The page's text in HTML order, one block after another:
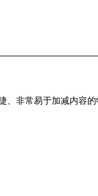
非常易于加减内容的